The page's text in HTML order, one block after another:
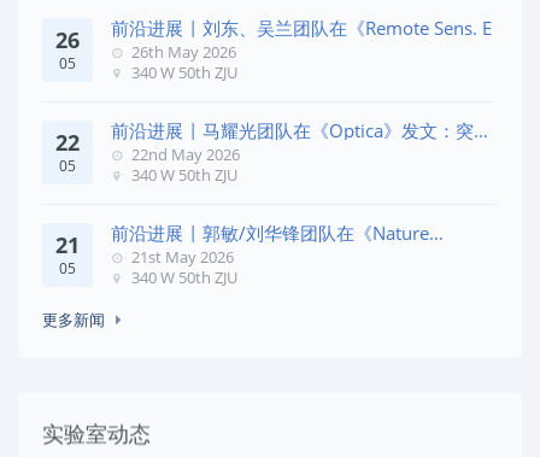
26
05
前沿进展 | 刘东、吴兰团队在《Remote Sens. E
26th May 2026
340 W 50th ZJU
22
05
前沿进展 | 马耀光团队在《Optica》发文：突破
几何相位
22nd May 2026
340 W 50th ZJU
21
05
前沿进展 | 郭敏/刘华锋团队在《Nature
Commun
21st May 2026
340 W 50th ZJU
更多新闻
实验室动态